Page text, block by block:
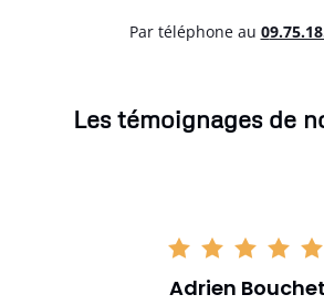
Par téléphone au 0
Les témoignages de
Adrien Bouchet